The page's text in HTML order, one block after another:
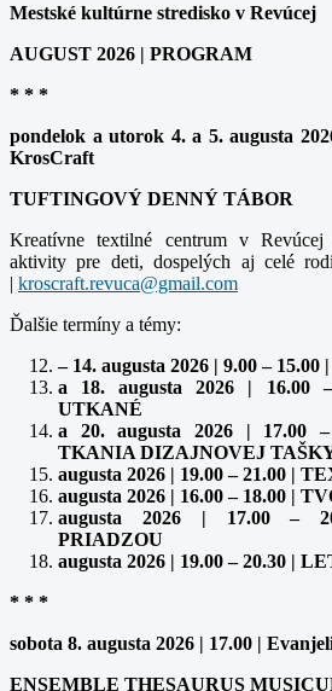
Mestské kultúrne stredisko v Revúcej
AUGUST 2026 | PROGRAM
* * *
pondelok a utorok 4. a 5. augusta
KrosCraft
TUFTINGOVÝ DENNÝ TÁBOR
Kreatívne textilné centrum v Revúcej
aktivity pre deti, dospelých aj celé
|
Ďalšie termíny a témy:
– 14. augusta 2026 | 9.00 –
a 18. augusta 2026 | 16.00
UTKANÉ
a 20. augusta 2026 | 17.00
TKANIA DIZAJNOVEJ
augusta 2026 | 19.00 – 21.00 |
augusta 2026 | 16.00 – 18.00 |
augusta 2026 | 17.00 –
PRIADZOU
augusta 2026 | 19.00 – 20.30 |
* * *
sobota 8. augusta 2026 | 17.00 |
ENSEMBLE THESAURUS